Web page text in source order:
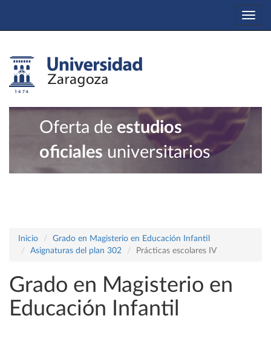
Oferta de estudios
oficiales universitarios
Inicio
Grado en Magisterio en Educación Infantil
Asignaturas del plan 302
Prácticas escolares IV
Grado en Magisterio en
Educación Infantil